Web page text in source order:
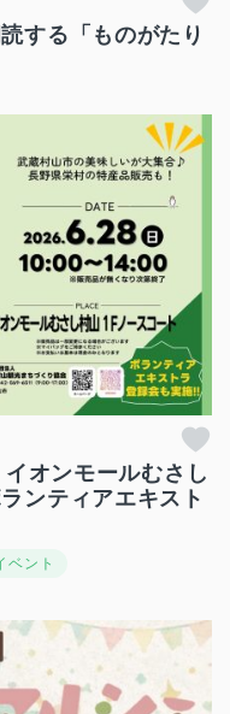
する「ものがたり
オンモールむさし
ンティアエキスト
ベント